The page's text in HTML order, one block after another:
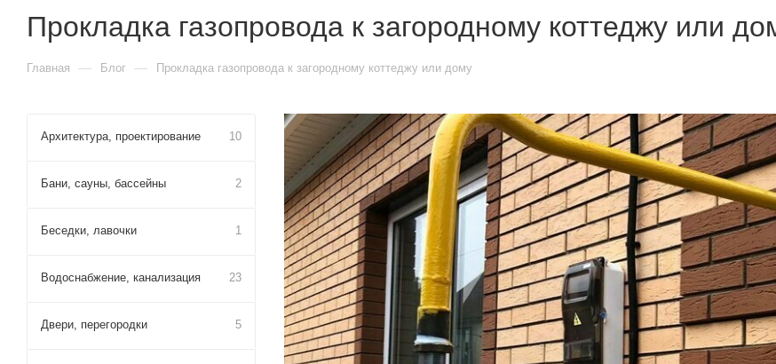
Прокладка газопровода к загородному коттеджу или
Главная — Блог — Прокладка газопровода к загородному коттеджу или дому
Архитектура, проектирование 10
Бани, сауны, бассейны 2
Беседки, лавочки 1
Водоснабжение, канализация 23
Двери, перегородки 5